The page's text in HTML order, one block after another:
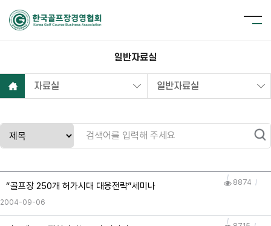
일반자료실
자료실 일반자료실
“골프장 250개 허가시대 대응전략”세미나
2004-09-06
8874